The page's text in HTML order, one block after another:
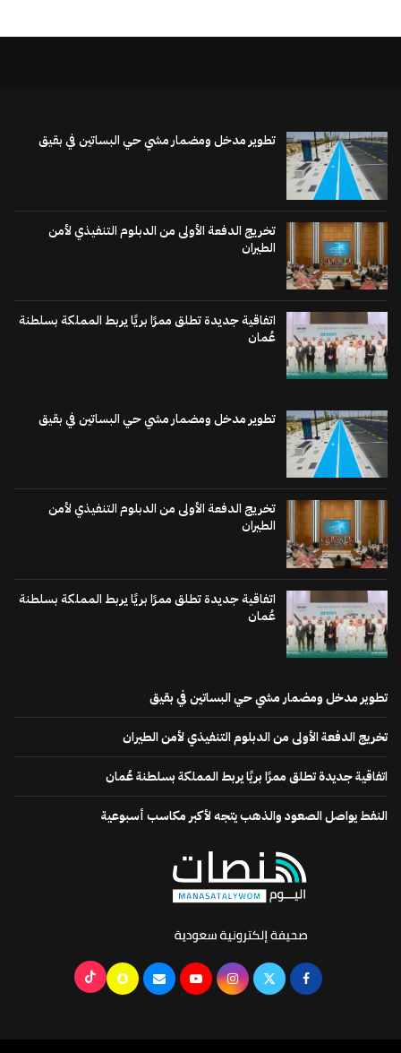
تطوير مدخل ومضمار مشي حي البساتين في بقيق
تخريج الدفعة الأولى من الدبلوم التنفيذي لأمن
الطيران
اتفاقية جديدة تطلق ممرًا بريًا يربط المملكة بسلطنة
عُمان
تطوير مدخل ومضمار مشي حي البساتين في بقيق
تخريج الدفعة الأولى من الدبلوم التنفيذي لأمن
الطيران
اتفاقية جديدة تطلق ممرًا بريًا يربط المملكة بسلطنة
عُمان
تطوير مدخل ومضمار مشي حي البساتين في بقيق
تخريج الدفعة الأولى من الدبلوم التنفيذي لأمن الطيران
اتفاقية جديدة تطلق ممرًا بريًا يربط المملكة بسلطنة عُمان
النفط يواصل الصعود والذهب يتجه لأكبر مكاسب أسبوعية